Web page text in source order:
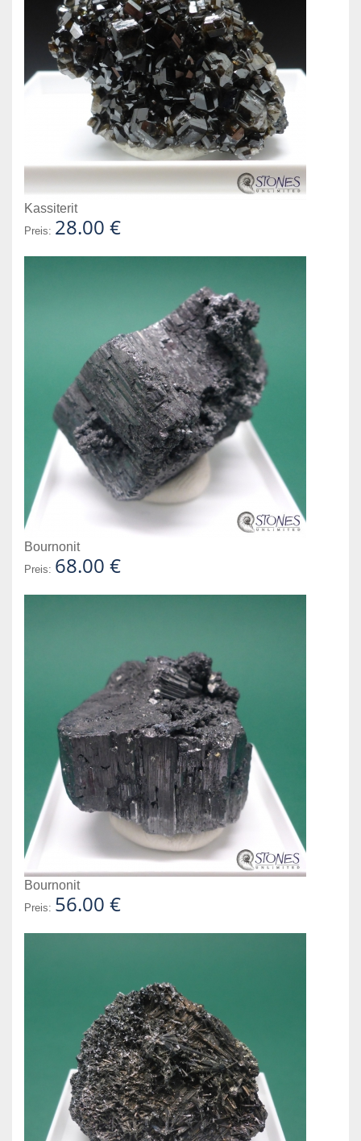
Kassiterit
Preis: 28.00 €
Bournonit
Preis: 68.00 €
Bournonit
Preis: 56.00 €